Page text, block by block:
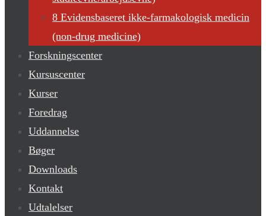
8 Evidensbaseret ikke-farmakologisk medicin
(non-drug medicine)
Forskningscenter
Kursuscenter
Kurser
Foredrag
Uddannelse
Bøger
Downloads
Kontakt
Udtalelser